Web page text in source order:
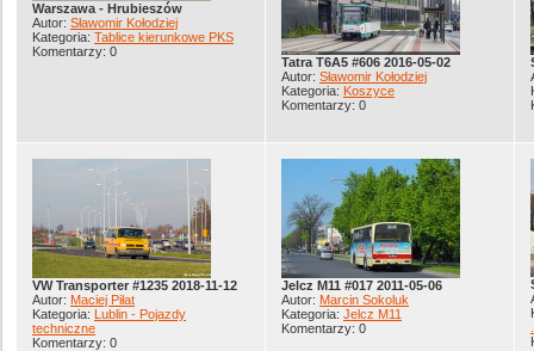
Warszawa - Hrubieszów
Autor: Sławomir Kołodziej
Kategoria: Tablice kierunkowe PKS
Komentarzy: 0
Tatra T6A5 #606 2016-05-02
Autor: Sławomir Kołodziej
Kategoria: Koszyce
Komentarzy: 0
VW Transporter #1235 2018-11-12
Autor: Maciej Piłat
Kategoria: Lublin - Pojazdy
techniczne
Komentarzy: 0
Jelcz M11 #017 2011-05-06
Autor: Marcin Sokoluk
Kategoria: Jelcz M11
Komentarzy: 0